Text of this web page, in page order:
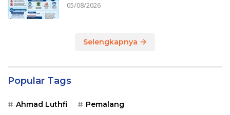
05/08/2026
Selengkapnya
Popular Tags
Ahmad Luthfi Pemalang